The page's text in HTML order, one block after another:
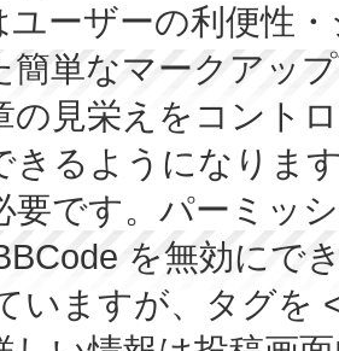
ユーザーの利便性
簡単なマークアッ
の見栄えをコント
きるようになりま
要です。パーミッ
を無効にで
いますが、タグを